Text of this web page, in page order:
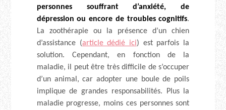
personnes souffrant d’anxiété, de
dépression ou encore de troubles cognitifs.
La zoothérapie ou la présence d’un chien
d’assistance (article dédié ici) est parfois la
solution. Cependant, en fonction de la
maladie, il peut être très difficile de s’occuper
d’un animal, car adopter une boule de poils
implique de grandes responsabilités. Plus la
maladie progresse, moins ces personnes sont